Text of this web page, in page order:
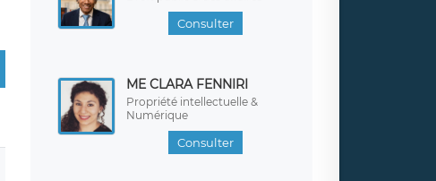
Consulter
ME CLARA FENNIRI
Propriété intellectuelle &
Numérique
Consulter